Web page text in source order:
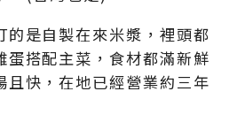
的是自製在來米漿，裡頭都
蛋搭配主菜，食材都滿新鮮
且快，在地已經營業約三年